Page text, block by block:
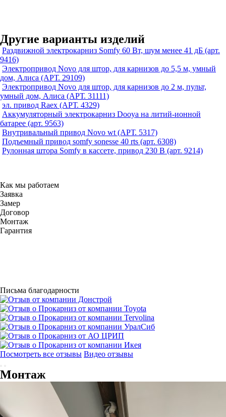
Другие варианты изделий
Раздвижной электрокарниз Somfy 60 Вт, шум менее 41 дБ (арт.
9416)
Электропривод Novo для штор, для карнизов до 5,5 м, умный
дом, Алиса (АРТ. 29109)
Электропривод Novo для штор, для карнизов до 2 м, пульт,
умный дом, Алиса (АРТ. 31111)
эл. привод Raex (АРТ. 4329)
Аккумуляторный электрокарниз Dooya на литий-ионной
батарее (арт. 9563)
Внутривальный привод Novo wt (АРТ. 5317)
Подъемный привод somfy sonesse 40 rts (арт. 6308)
Рулонная штора Somfy в кассете, привод 230 В (арт. 9214)
Как мы работаем
Заявка
Замер
Договор
Монтаж
Гарантия
Письма благодарности
Посмотреть все отзывы Видео отзывы
Монтаж